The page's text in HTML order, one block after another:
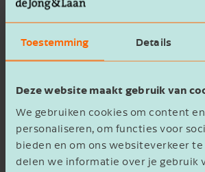
Toestemming Details
Deze website maakt gebruik van
We gebruiken cookies om content
personaliseren, om functies voor
bieden en om ons websiteverkeer te
delen we informatie over je gebruik
maakt het zo uitdagend. Het raakt ons
omdat de gevolgen ervan impact
onderneming en privé, die bij
communicerende vaten zijn. Het moet
blijven volgen, de gevolgen en kansen in
dat geldt zeker voor mij.
Neem contact op